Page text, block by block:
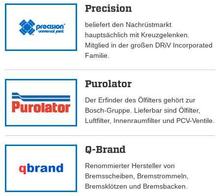
Precision
beliefert den Nachrüstmarkt
hauptsächlich mit Kreuzgelenken.
Mitglied in der großen DRiV Incorporated
Familie.
Purolator
Der Erfinder des Ölfilters gehört zur
Bosch-Gruppe. Lieferbar sind Ölfilter,
Luftfilter, Innenraumfilter und PCV-Ventile.
Q-Brand
Renommierter Hersteller von
Bremsscheiben, Bremstrommeln,
Bremsklötzen und Bremsbacken.